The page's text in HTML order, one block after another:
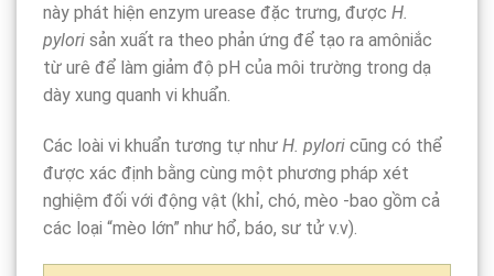
này phát hiện enzym urease đặc trưng, được H.
pylori sản xuất ra theo phản ứng để tạo ra amôniắc
từ urê để làm giảm độ pH của môi trường trong dạ
dày xung quanh vi khuẩn.
Các loài vi khuẩn tương tự như H. pylori cũng có thể
được xác định bằng cùng một phương pháp xét
nghiệm đối với động vật (khỉ, chó, mèo -bao gồm cả
các loại “mèo lớn” như hổ, báo, sư tử v.v).